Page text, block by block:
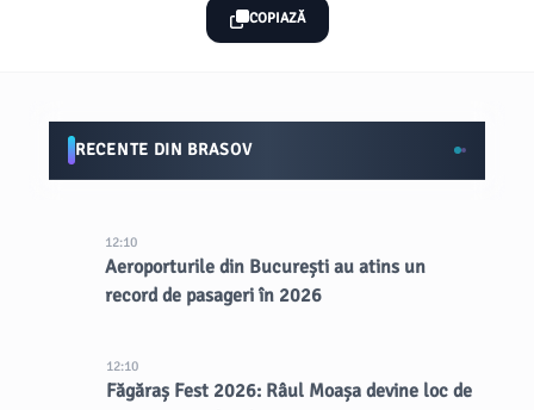
COPIAZĂ
RECENTE DIN BRASOV
12:10
Aeroporturile din București au atins un
record de pasageri în 2026
12:10
Făgăraș Fest 2026: Râul Moașa devine loc de